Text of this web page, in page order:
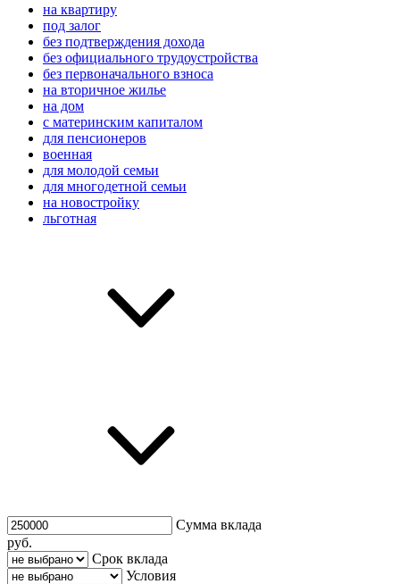
на квартиру
под залог
без подтверждения дохода
без официального трудоустройства
без первоначального взноса
на вторичное жилье
на дом
с материнским капиталом
для пенсионеров
военная
для молодой семьи
для многодетной семьи
на новостройку
льготная
Сумма вклада
руб.
Срок вклада
Условия